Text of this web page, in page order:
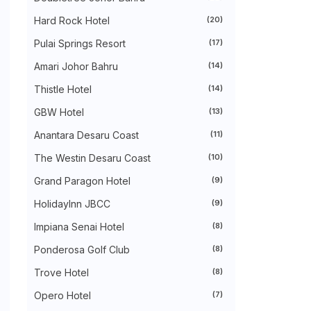
►August 2024(31)
►July 2024(49)
►May 2024(34)
►March 2024(73)
► February 2024
►2023(483)
►November 2023(40)
►September 2023(51)
►August 2023 (41)
July 2023
►June 2023(32)
►April 2023 (29)
►February 2023(42)
►January 2023
►December 2022
Hard Rock Hotel (20)
Pulai Springs Resort (17)
Amari Johor Bahru (14)
Thistle Hotel (14)
GBW Hotel (13)
Anantara Desaru Coast (11)
The Westin Desaru Coast (10)
Grand Paragon Hotel (9)
HolidayInn JBCC (9)
Impiana Senai Hotel (8)
Ponderosa Golf Club (8)
Trove Hotel (8)
Opero Hotel (7)